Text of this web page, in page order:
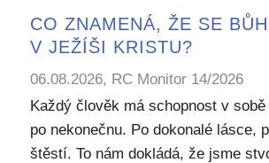
CO ZNAMENÁ, ŽE SE
V JEŽÍŠI KRISTU?
06.08.2026, RC Monitor 14/2026
Každý člověk má schopnost v
po nekonečnu. Po dokonalé lásce,
štěstí. To nám dokládá, že jsme